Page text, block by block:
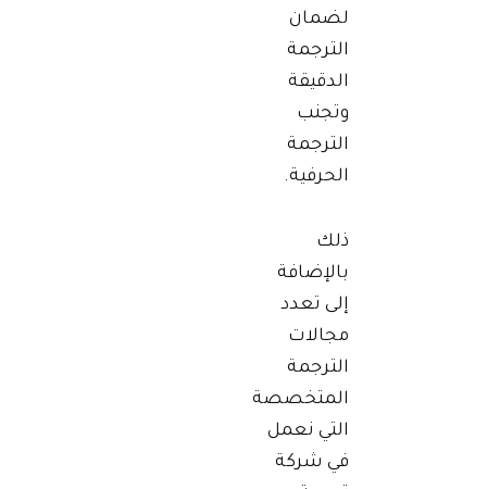
لضمان
الترجمة
الدقيقة
وتجنب
الترجمة
الحرفية.
ذلك
بالإضافة
إلى تعدد
مجالات
الترجمة
المتخصصة
التي نعمل
في شركة